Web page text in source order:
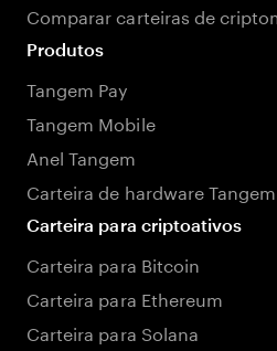
Comparar carteiras de
Produtos
Tangem Pay
Tangem Mobile
Anel Tangem
Carteira de hardware Tangem
Carteira para criptoativos
Carteira para Bitcoin
Carteira para Ethereum
Carteira para Solana